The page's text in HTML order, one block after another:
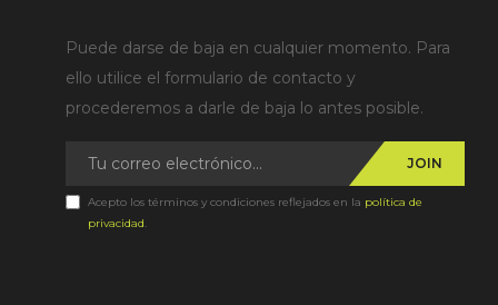
Puede darse de baja en cualquier momento. Para
ello utilice el formulario de contacto y
procederemos a darle de baja lo antes posible.
JOIN
Acepto los términos y condiciones reflejados en la política de
privacidad.